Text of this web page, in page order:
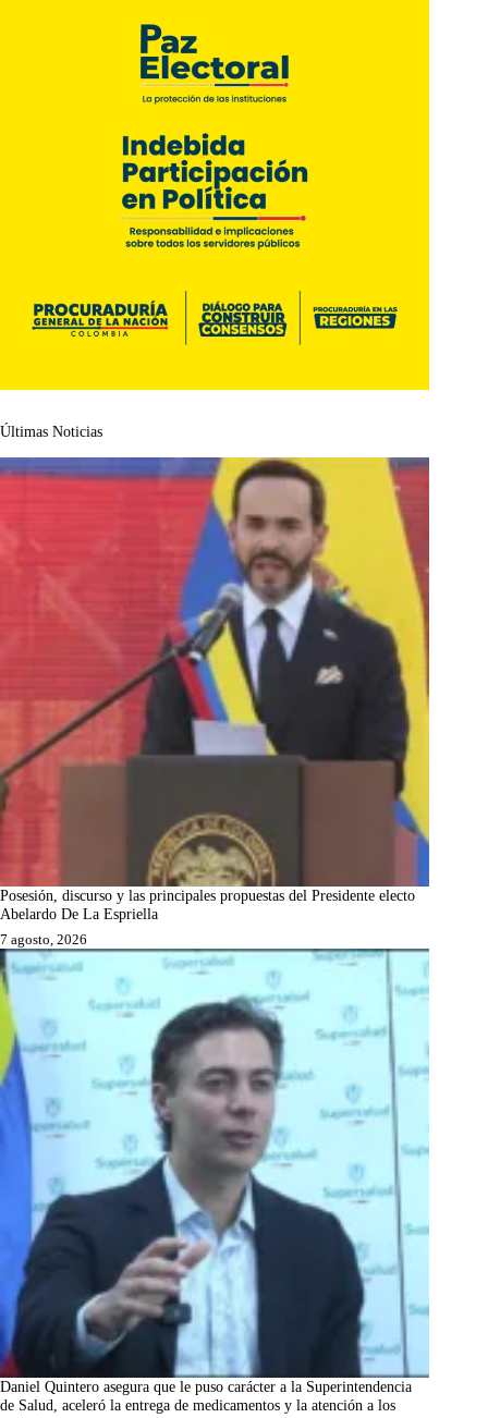
Últimas Noticias
Posesión, discurso y las principales propuestas del Presidente electo
Abelardo De La Espriella
7 agosto, 2026
Daniel Quintero asegura que le puso carácter a la Superintendencia
de Salud, aceleró la entrega de medicamentos y la atención a los